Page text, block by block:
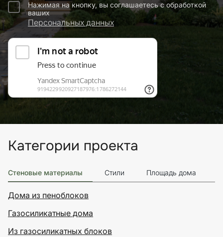
Нажимая на кнопку, вы соглашаетесь с обработкой
ваших
Персональных данных
Категории проекта
Стеновые материалы Стили Площадь дома
Дома из пеноблоков
Газосиликатные дома
Из газосиликатных блоков